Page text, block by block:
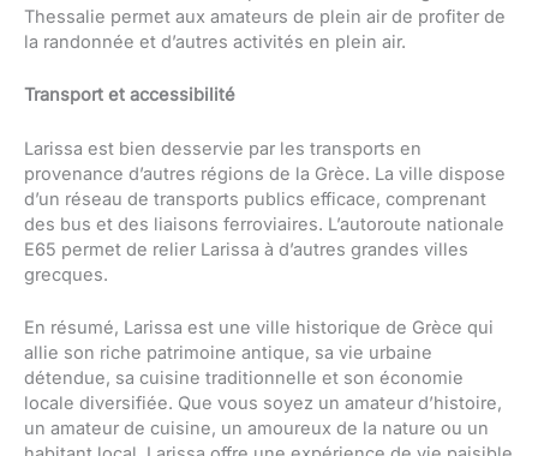
Thessalie permet aux amateurs de plein air de profiter de
la randonnée et d’autres activités en plein air.
Transport et accessibilité
Larissa est bien desservie par les transports en
provenance d’autres régions de la Grèce. La ville dispose
d’un réseau de transports publics efficace, comprenant
des bus et des liaisons ferroviaires. L’autoroute nationale
E65 permet de relier Larissa à d’autres grandes villes
grecques.
En résumé, Larissa est une ville historique de Grèce qui
allie son riche patrimoine antique, sa vie urbaine
détendue, sa cuisine traditionnelle et son économie
locale diversifiée. Que vous soyez un amateur d’histoire,
un amateur de cuisine, un amoureux de la nature ou un